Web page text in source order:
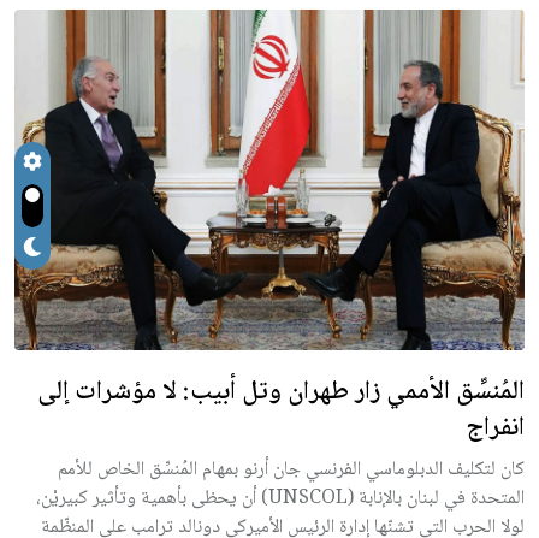
المُنسِّق الأممي زار طهران وتل أبيب: لا مؤشرات إلى
انفراج
كان لتكليف الدبلوماسي الفرنسي جان أرنو بمهام المُنسِّق الخاص للأمم
المتحدة في لبنان بالإنابة (UNSCOL) أن يحظى بأهمية وتأثير كبيريْن،
لولا الحرب التي تشنّها إدارة الرئيس الأميركي دونالد ترامب على المنظّمة